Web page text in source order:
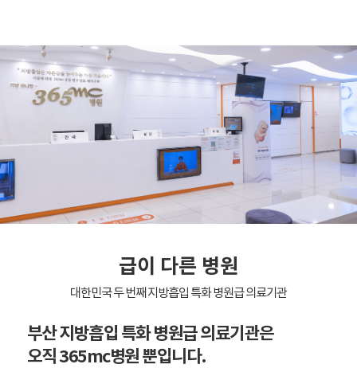
급이 다른 병원
대한민국 두 번째 지방흡입 특화 병원급 의료기관
부산 지방흡입 특화 병원급 의료기관은
오직 365mc병원 뿐입니다.